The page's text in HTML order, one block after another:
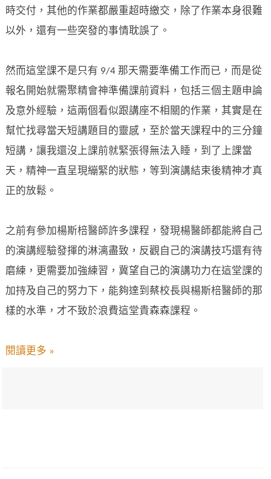
時交付，其他的作業都嚴重超時繳交，除了作業本身很難
以外，還有一些突發的事情耽誤了。
然而這堂課不是只有 9/4 那天需要準備工作而已，而是從
報名開始就需聚精會神準備課前資料，包括三個主題申論
及意外經驗，這兩個看似跟講座不相關的作業，其實是在
幫忙找尋當天短講題目的靈感，至於當天課程中的三分鐘
短講，讓我還沒上課前就緊張得無法入睡，到了上課當
天，精神一直呈現繃緊的狀態，等到演講結束後精神才真
正的放鬆。
之前有參加楊斯棓醫師許多課程，發現楊醫師都能將自己
的演講經驗發揮的淋漓盡致，反觀自己的演講技巧還有待
磨練，更需要加強練習，冀望自己的演講功力在這堂課的
加持及自己的努力下，能夠達到蔡校長與楊斯棓醫師的那
樣的水準，才不致於浪費這堂貴森森課程。
閱讀更多 »